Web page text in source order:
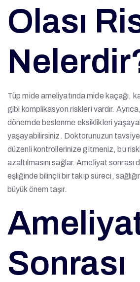
Olası
Tüp mide ameliyatında mide kaçağı,
gibi komplikasyon riskleri vardır.
dönemde beslenme eksiklikleri
yaşayabilirsiniz. Doktorunuzun
düzenli kontrollerinize gitmeniz, bu
azaltılmasını sağlar. Ameliyat
eşliğinde bilinçli bir takip süreci,
büyük önem taşır.
Sonrası